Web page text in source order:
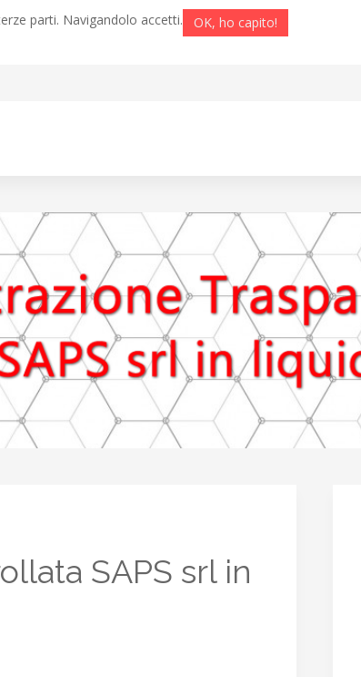
parti. Navigandolo accetti. OK, ho capito!
SAPS srl in